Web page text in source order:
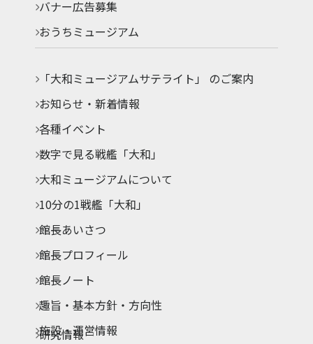
バナー広告募集
おうちミュージアム
「大和ミュージアムサテライト」 のご案内
お知らせ・新着情報
各種イベント
数字で見る戦艦「大和」
大和ミュージアムについて
10分の1戦艦「大和」
館長あいさつ
館長プロフィール
館長ノート
趣旨・基本方針・方向性
施設・運営情報
研究情報